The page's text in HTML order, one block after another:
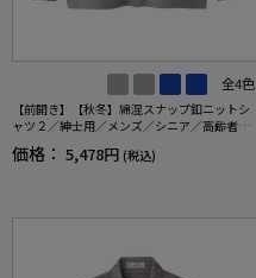
全4色
【前開き】【秋冬】綿混スナップ釦ニットシ
ャツ２／紳士用／メンズ／シニア／高齢者／
スナップボタン／着脱簡単／名前記入欄付／
胸ポケット／秋冬／プレゼント／ギフト 【C
価格： 5,478円 (税込)